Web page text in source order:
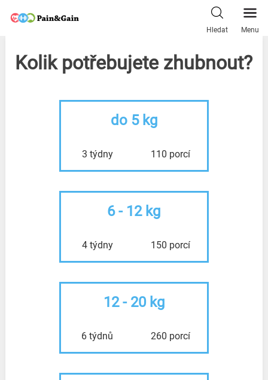
Hledat Menu
Kolik potřebujete zhubnout?
do 5 kg
3 týdny 110 porcí
6 - 12 kg
4 týdny 150 porcí
12 - 20 kg
6 týdnů 260 porcí